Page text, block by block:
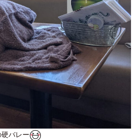
バレー